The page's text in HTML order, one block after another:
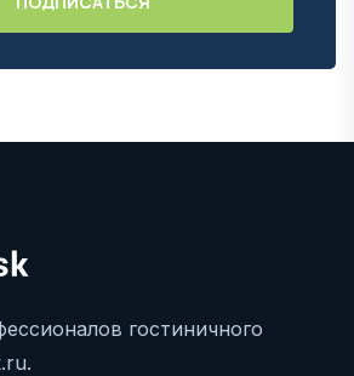
гостиничного